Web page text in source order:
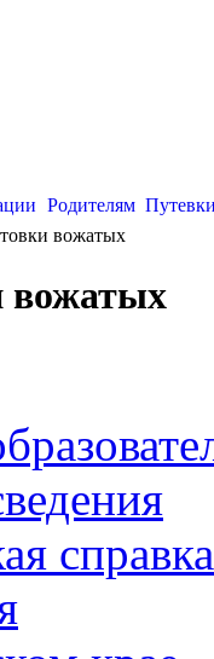
Родителям
вожатых
вожатых
справка